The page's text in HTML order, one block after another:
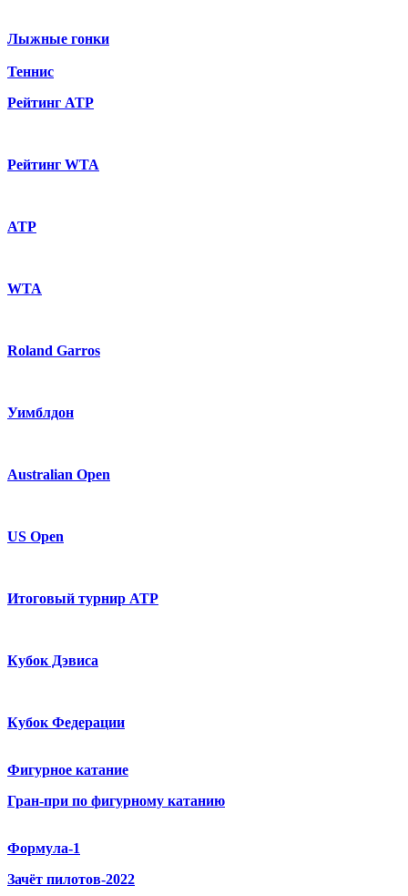
Лыжные гонки
Теннис
Рейтинг ATP
Рейтинг WTA
ATP
WTA
Roland Garros
Уимблдон
Australian Open
US Open
Итоговый турнир ATP
Кубок Дэвиса
Кубок Федерации
Фигурное катание
Гран-при по фигурному катанию
Формула-1
Зачёт пилотов-2022